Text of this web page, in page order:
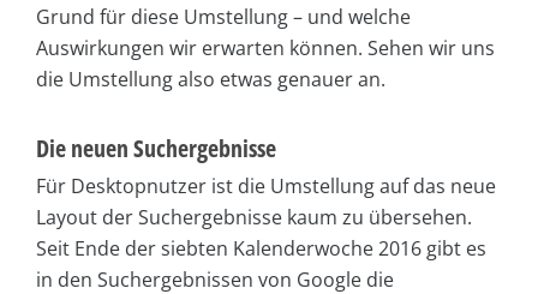
Grund für diese Umstellung – und welche
Auswirkungen wir erwarten können. Sehen wir uns
die Umstellung also etwas genauer an.
Die neuen Suchergebnisse
Für Desktopnutzer ist die Umstellung auf das neue
Layout der Suchergebnisse kaum zu übersehen.
Seit Ende der siebten Kalenderwoche 2016 gibt es
in den Such­ergeb­nissen von Google die